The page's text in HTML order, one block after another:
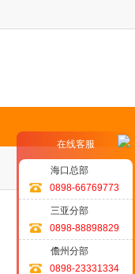
在线客服
海口总部
0898-66769773
三亚分部
0898-88898829
儋州分部
0898-23331334